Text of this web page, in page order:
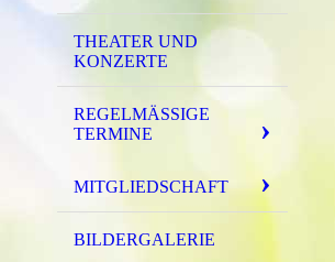
THEATER UND
KONZERTE
REGELMÄSSIGE T
ERMINE
MITGLIEDSCHAFT
BILDERGALERIE